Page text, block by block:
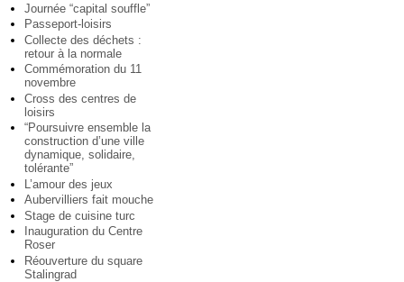
Journée “capital souffle”
Passeport-loisirs
Collecte des déchets :
retour à la normale
Commémoration du 11
novembre
Cross des centres de
loisirs
“Poursuivre ensemble la
construction d’une ville
dynamique, solidaire,
tolérante”
L’amour des jeux
Aubervilliers fait mouche
Stage de cuisine turc
Inauguration du Centre
Roser
Réouverture du square
Stalingrad